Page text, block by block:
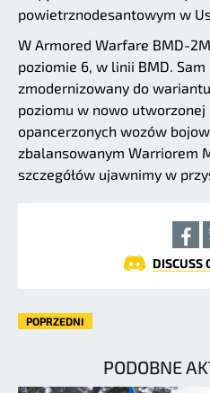
powietrznodesantowym w
W Armored Warfare BMD-
poziomie 6, w linii BMD.
zmodernizowany do
poziomu w nowo utworzonej
opancerzonych wozów
zbalansowanym Warriorem
szczegółów ujawnimy w
DISCUSS
POPRZEDNI
PODOBNE